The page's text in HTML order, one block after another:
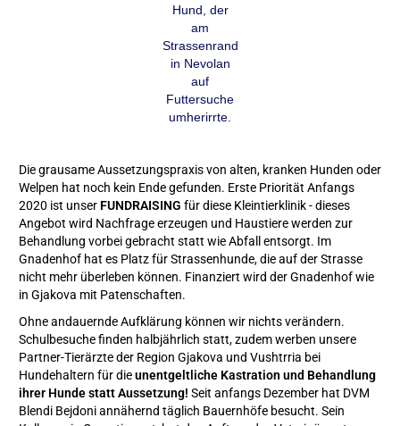
Hund, der
am
Strassenrand
in Nevolan
auf
Futtersuche
umherirrte.
Die grausame Aussetzungspraxis von alten, kranken Hunden oder
Welpen hat noch kein Ende gefunden. Erste Priorität Anfangs
2020 ist unser FUNDRAISING für diese Kleintierklinik - dieses
Angebot wird Nachfrage erzeugen und Haustiere werden zur
Behandlung vorbei gebracht statt wie Abfall entsorgt. Im
Gnadenhof hat es Platz für Strassenhunde, die auf der Strasse
nicht mehr überleben können. Finanziert wird der Gnadenhof wie
in Gjakova mit Patenschaften.
Ohne andauernde Aufklärung können wir nichts verändern.
Schulbesuche finden halbjährlich statt, zudem werben unsere
Partner-Tierärzte der Region Gjakova und Vushtrria bei
Hundehaltern für dieunentgeltliche Kastration und Behandlung
ihrer Hunde statt Aussetzung! Seit anfangs Dezember hat DVM
Blendi Bejdoni annähernd täglich Bauernhöfe besucht. Sein